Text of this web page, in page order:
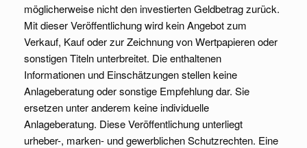
möglicherweise nicht den investierten Geldbetrag zurück.
Mit dieser Veröffentlichung wird kein Angebot zum
Verkauf, Kauf oder zur Zeichnung von Wertpapieren oder
sonstigen Titeln unterbreitet. Die enthaltenen
Informationen und Einschätzungen stellen keine
Anlageberatung oder sonstige Empfehlung dar. Sie
ersetzen unter anderem keine individuelle
Anlageberatung. Diese Veröffentlichung unterliegt
urheber-, marken- und gewerblichen Schutzrechten. Eine